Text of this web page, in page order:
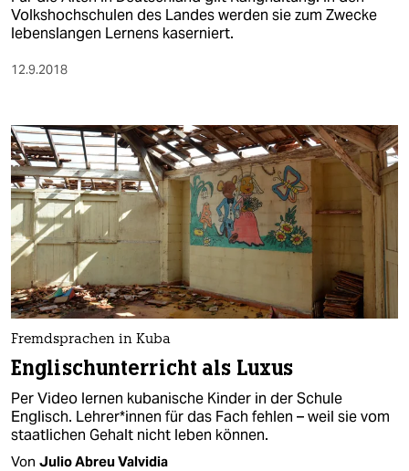
Volkshochschulen des Landes werden sie zum Zwecke
lebenslangen Lernens kaserniert.
12.9.2018
Fremdsprachen in Kuba
Englischunterricht als Luxus
Per Video lernen kubanische Kinder in der Schule
Englisch. Lehrer*innen für das Fach fehlen – weil sie vom
staatlichen Gehalt nicht leben können.
Von Julio Abreu Valvidia